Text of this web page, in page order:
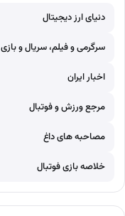
دنیای ارز دیجیتال
سرگرمی و فیلم، سریال و بازی
اخبار ایران
مرجع ورزش و فوتبال
مصاحبه های داغ
خلاصه بازی فوتبال